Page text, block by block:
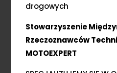
drogowych
Stowarzyszenie
Rzeczoznawców
MOTOEXPERT